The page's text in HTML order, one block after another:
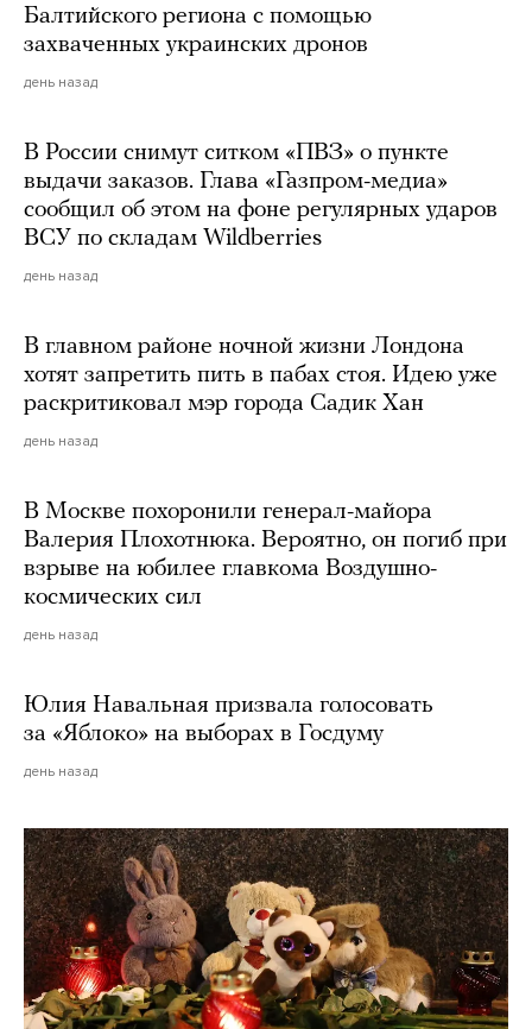
Балтийского региона с помощью
захваченных украинских дронов
день назад
В России снимут ситком «ПВЗ» о пункте
выдачи заказов. Глава «Газпром-медиа»
сообщил об этом на фоне регулярных ударов
ВСУ по складам Wildberries
день назад
В главном районе ночной жизни Лондона
хотят запретить пить в пабах стоя. Идею уже
раскритиковал мэр города Садик Хан
день назад
В Москве похоронили генерал-майора
Валерия Плохотнюка. Вероятно, он погиб при
взрыве на юбилее главкома Воздушно-
космических сил
день назад
Юлия Навальная призвала голосовать
за «Яблоко» на выборах в Госдуму
день назад